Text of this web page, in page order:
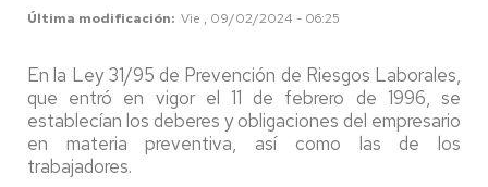
Última modificación Vie , 09/02/2024 - 06:25
En la Ley 31/95 de Prevención de Riesgos Laborales,
que entró en vigor el 11 de febrero de 1996, se
establecían los deberes y obligaciones del empresario
en materia preventiva, así como las de los
trabajadores.